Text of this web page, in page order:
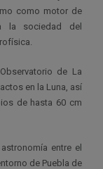
como motor de
la sociedad del
de La
en la Luna, así
de hasta 60 cm
entre el
de Puebla de